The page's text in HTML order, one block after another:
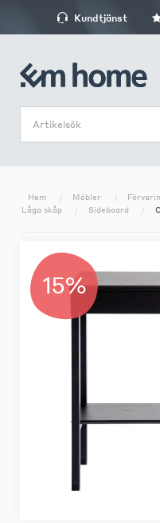
Kundtjänst
Hem Möbler
Låga skåp
Sideboard
15%